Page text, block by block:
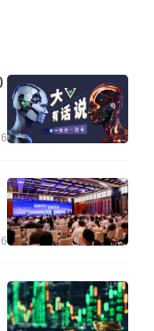
安徽六安独特
进了“三羽”产
白鹅，生长
度好。当地
追溯到上世
术的不断精
安、舒城等
球的生产“大